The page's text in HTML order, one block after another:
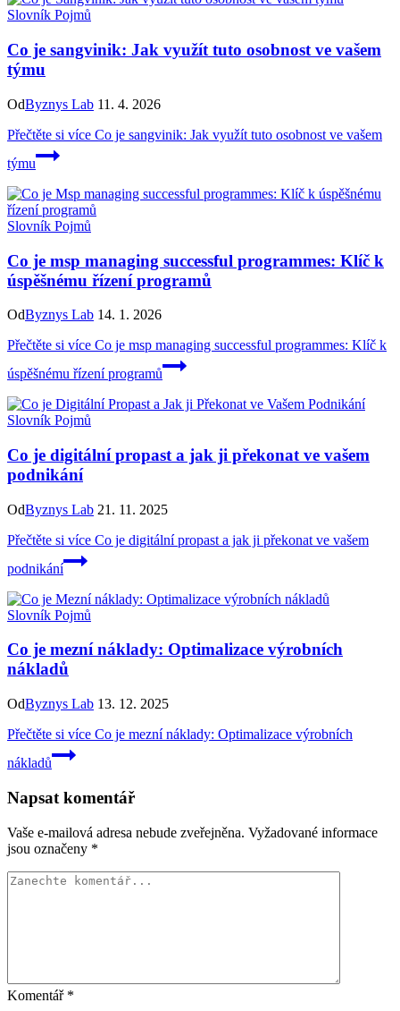
Slovník Pojmů
Co je sangvinik: Jak využít tuto osobnost ve vašem
týmu
OdByznys Lab 11. 4. 2026
Přečtěte si více Co je sangvinik: Jak využít tuto osobnost ve vašem
týmu
Slovník Pojmů
Co je msp managing successful programmes: Klíč k
úspěšnému řízení programů
OdByznys Lab 14. 1. 2026
Přečtěte si více Co je msp managing successful programmes: Klíč k
úspěšnému řízení programů
Slovník Pojmů
Co je digitální propast a jak ji překonat ve vašem
podnikání
OdByznys Lab 21. 11. 2025
Přečtěte si více Co je digitální propast a jak ji překonat ve vašem
podnikání
Slovník Pojmů
Co je mezní náklady: Optimalizace výrobních
nákladů
OdByznys Lab 13. 12. 2025
Přečtěte si více Co je mezní náklady: Optimalizace výrobních
nákladů
Napsat komentář
Vaše e-mailová adresa nebude zveřejněna. Vyžadované informace
jsou označeny *
Komentář *